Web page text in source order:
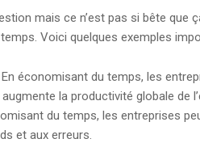
mais ce n’est pas si bête que
Voici quelques exemples
économisant du temps, les
la productivité globale de
du temps, les entreprises
et aux erreurs.